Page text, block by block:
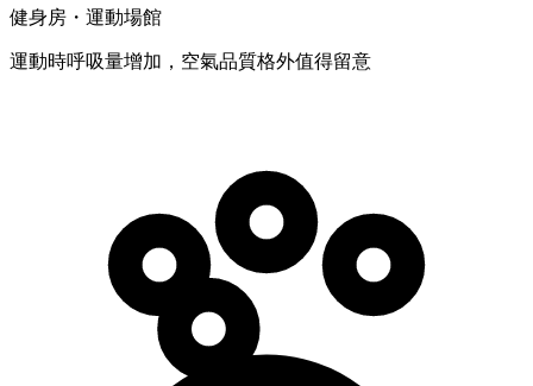
健身房・運動場館
運動時呼吸量增加，空氣品質格外值得留意